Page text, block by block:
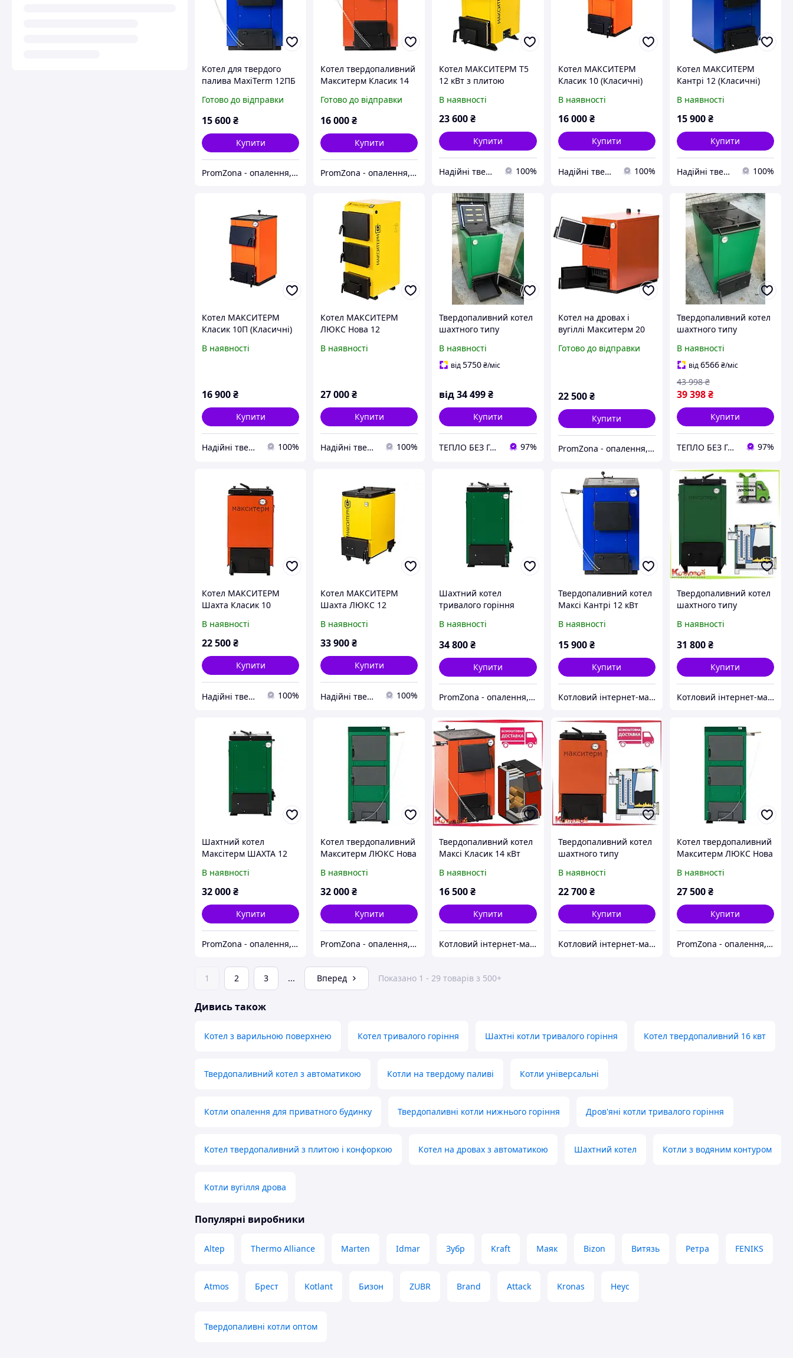
Котел для твердого
палива MaxiTerm 12ПБ
Готово до відправки
15 600₴
Купити
PromZona - опалення, водопостачання, каналізація
Котел твердопаливний
Макситерм Класик 14
Готово до відправки
16 000₴
Купити
PromZona - опалення, водопостачання, каналізація
Котел МАКСИТЕРМ T5
12 кВт з плитою
В наявності
23 600₴
Купити
Надійні твердопаливні котли від teplo-street.com.ua 100%
Котел МАКСИТЕРМ
Класик 10 (Класичні)
В наявності
16 000 ₴
Купити
Надійні твердопаливні котли від teplo-street.com.ua 100%
Котел МАКСИТЕРМ
Кантрі 12 (Класичні)
В наявності
15 900₴
Купити
Надійні твердопаливні котли від teplo-street.com.ua 100%
Котел МАКСИТЕРМ
Класик 10П (Класичні)
В наявності
16 900₴
Купити
Надійні твердопаливні котли від teplo-street.com.ua 100%
Котел МАКСИТЕРМ
ЛЮКС Нова 12
В наявності
27 000₴
Купити
Надійні твердопаливні котли від teplo-street.com.ua 100%
Твердопаливний котел
шахтного типу
тривалого горіння
утеплений
В наявності
від5750₴/міс
від34 499₴
Купити
ТЕПЛО БЕЗ ГАЗА 97%
Котел на дровах і
вугіллі Макситерм 20
Готово до відправки
22 500 ₴
Купити
PromZona - опалення, водопостачання, каналізація
Твердопаливний котел
шахтного типу
тривалого горіння
утеплений
В наявності
від6566₴/міс
39 398₴
43 998 ₴
Купити
ТЕПЛО БЕЗ ГАЗА 97%
Котел МАКСИТЕРМ
Шахта Класик 10
В наявності
22 500₴
Купити
Надійні твердопаливні котли від teplo-street.com.ua 100%
Котел МАКСИТЕРМ
Шахта ЛЮКС 12
В наявності
33 900₴
Купити
Надійні твердопаливні котли від teplo-street.com.ua 100%
Шахтний котел
тривалого горіння
В наявності
34 800₴
Купити
PromZona - опалення, водопостачання, каналізація
Твердопаливний котел
Максі Кантрі 12 кВт
В наявності
15 900 ₴
Купити
Котловий інтернет-магазин теплотехніки
Твердопаливний котел
шахтного типу
В наявності
31 800₴
Купити
Котловий інтернет-магазин теплотехніки
Шахтний котел
Максітерм ШАХТА 12
В наявності
32 000₴
Купити
PromZona - опалення, водопостачання, каналізація
Котел твердопаливний
Макситерм ЛЮКС Нова
В наявності
32 000₴
Купити
PromZona - опалення, водопостачання, каналізація
Твердопаливний котел
Максі Класик 14 кВт
В наявності
16 500₴
Купити
Котловий інтернет-магазин теплотехніки
Твердопаливний котел
шахтного типу
В наявності
22 700 ₴
Купити
Котловий інтернет-магазин теплотехніки
Котел твердопаливний
Макситерм ЛЮКС Нова
В наявності
27 500₴
Купити
PromZona - опалення, водопостачання, каналізація
1 2 3 ... Вперед Показано 1 - 29 товарів з 500+
Дивись також
Котел з варильною поверхнею Котел тривалого горіння Шахтні котли тривалого горіння Котел твердопаливний 16 квт
Твердопаливний котел з автоматикою Котли на твердому паливі Котли універсальні
Котли опалення для приватного будинку Твердопаливні котли нижнього горіння Дров'яні котли тривалого горіння
Котел твердопаливний з плитою і конфоркою Котел на дровах з автоматикою Шахтний котел Котли з водяним контуром
Котли вугілля дрова
Популярні виробники
Altep Thermo Alliance Marten Idmar Зубр Kraft Маяк Bizon Витязь Ретра FENIKS
Atmos Брест Kotlant Бизон ZUBR Brand Attack Kronas Неус
Твердопаливні котли оптом